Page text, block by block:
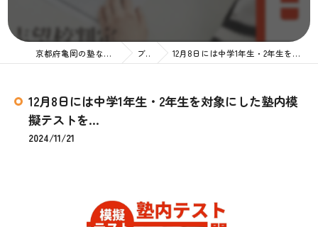
京都府亀岡の塾ならアーネスト進学塾 ブログ 12月8日には中学1年生・2年生を対象にした塾内模擬テストを...
12月8日には中学1年生・2年生を対象にした塾内模
擬テストを...
2024/11/21